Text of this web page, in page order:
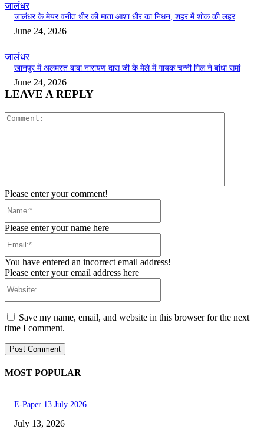
जालंधर
जालंधर के मेयर वनीत धीर की माता आशा धीर का निधन, शहर में शोक की लहर
June 24, 2026
जालंधर
खानपुर में अलमस्त बाबा नारायण दास जी के मेले में गायक चन्नी गिल ने बांधा समां
June 24, 2026
LEAVE A REPLY
Please enter your comment!
Please enter your name here
You have entered an incorrect email address!
Please enter your email address here
Save my name, email, and website in this browser for the next
time I comment.
MOST POPULAR
E-Paper 13 July 2026
July 13, 2026